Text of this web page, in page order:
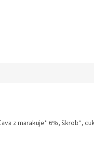
z marakuje* 6%, škrob*,